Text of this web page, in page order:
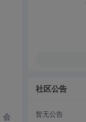
会
社区公告
暂无公告